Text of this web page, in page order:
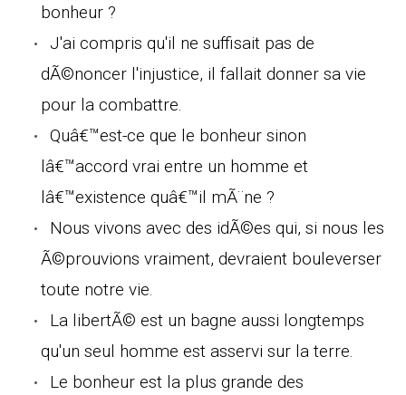
bonheur ?
J'ai compris qu'il ne suffisait pas de
dÃ©noncer l'injustice, il fallait donner sa vie
pour la combattre.
Quâ€™est-ce que le bonheur sinon
lâ€™accord vrai entre un homme et
lâ€™existence quâ€™il mÃ¨ne ?
Nous vivons avec des idÃ©es qui, si nous les
Ã©prouvions vraiment, devraient bouleverser
toute notre vie.
La libertÃ© est un bagne aussi longtemps
qu'un seul homme est asservi sur la terre.
Le bonheur est la plus grande des